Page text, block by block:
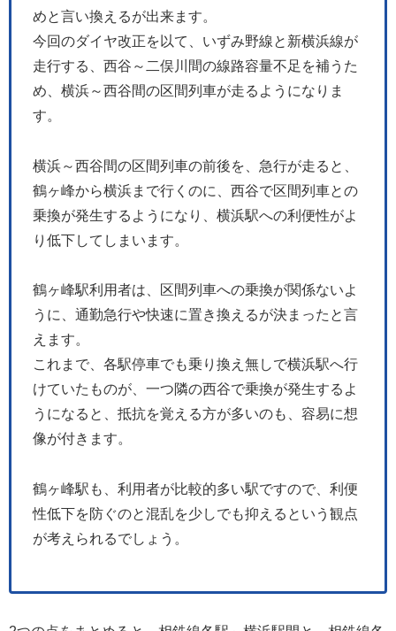
めと言い換えるが出来ます。
今回のダイヤ改正を以て、いずみ野線と新横浜線が
走行する、西谷～二俣川間の線路容量不足を補うた
め、横浜～西谷間の区間列車が走るようになりま
す。
横浜～西谷間の区間列車の前後を、急行が走ると、
鶴ヶ峰から横浜まで行くのに、西谷で区間列車との
乗換が発生するようになり、横浜駅への利便性がよ
り低下してしまいます。
鶴ヶ峰駅利用者は、区間列車への乗換が関係ないよ
うに、通勤急行や快速に置き換えるが決まったと言
えます。
これまで、各駅停車でも乗り換え無しで横浜駅へ行
けていたものが、一つ隣の西谷で乗換が発生するよ
うになると、抵抗を覚える方が多いのも、容易に想
像が付きます。
鶴ヶ峰駅も、利用者が比較的多い駅ですので、利便
性低下を防ぐのと混乱を少しでも抑えるという観点
が考えられるでしょう。